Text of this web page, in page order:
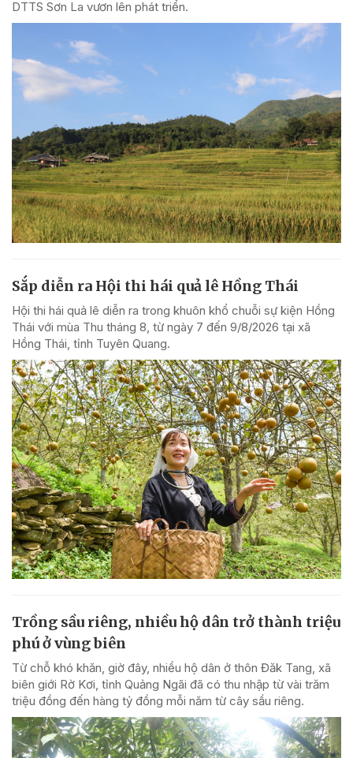
DTTS Sơn La vươn lên phát triển.
Sắp diễn ra Hội thi hái quả lê Hồng Thái
Hội thi hái quả lê diễn ra trong khuôn khổ chuỗi sự kiện Hồng
Thái với mùa Thu tháng 8, từ ngày 7 đến 9/8/2026 tại xã
Hồng Thái, tỉnh Tuyên Quang.
Trồng sầu riêng, nhiều hộ dân trở thành triệu
phú ở vùng biên
Từ chỗ khó khăn, giờ đây, nhiều hộ dân ở thôn Đăk Tang, xã
biên giới Rờ Kơi, tỉnh Quảng Ngãi đã có thu nhập từ vài trăm
triệu đồng đến hàng tỷ đồng mỗi năm từ cây sầu riêng.